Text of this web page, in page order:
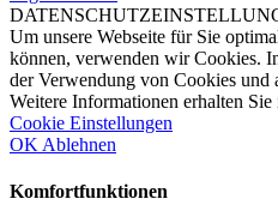
Um unsere Webseite für Sie
können, verwenden wir Cookies.
der Verwendung von Cookies und
Weitere Informationen erhalten
Cookie Einstellungen
OK Ablehnen
Komfortfunktionen